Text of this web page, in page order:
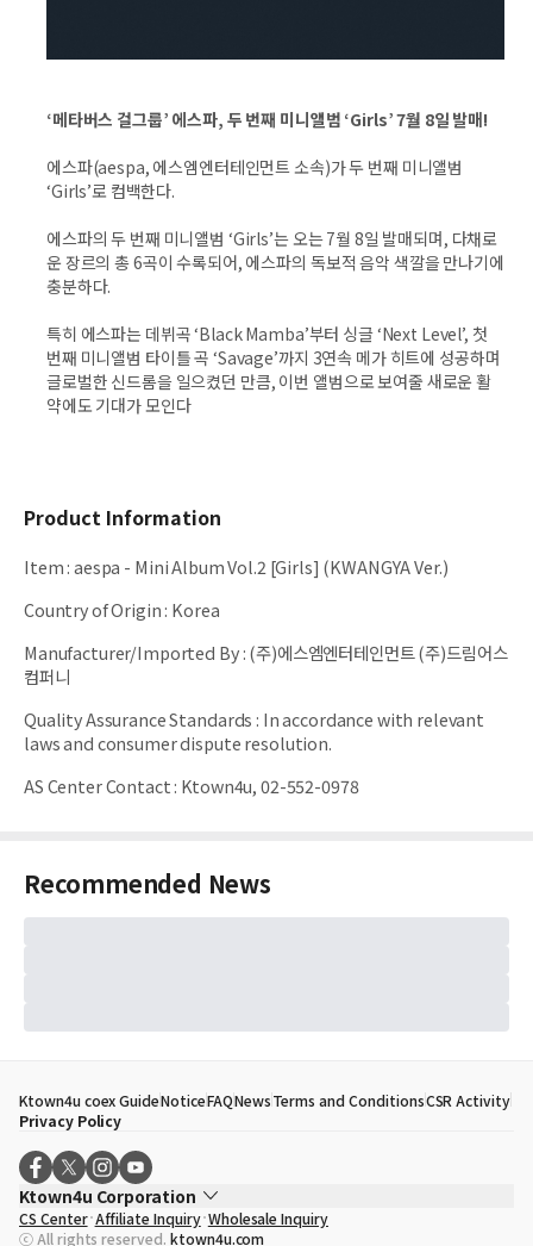
‘메타버스 걸그룹’ 에스파, 두 번째 미니앨범 ‘Girls’ 7월 8일 발매!
에스파(aespa, 에스엠엔터테인먼트 소속)가 두 번째 미니앨범
‘Girls’로 컴백한다.
에스파의 두 번째 미니앨범 ‘Girls’는 오는 7월 8일 발매되며, 다채로
운 장르의 총 6곡이 수록되어, 에스파의 독보적 음악 색깔을 만나기에
충분하다.
특히 에스파는 데뷔곡 ‘Black Mamba’부터 싱글 ‘Next Level’, 첫
번째 미니앨범 타이틀 곡 ‘Savage’까지 3연속 메가 히트에 성공하며
글로벌한 신드롬을 일으켰던 만큼, 이번 앨범으로 보여줄 새로운 활
약에도 기대가 모인다
Product Information
Item:aespa - Mini Album Vol.2 [Girls] (KWANGYA Ver.)
Country of Origin: Korea
Manufacturer/Imported By:(주)에스엠엔터테인먼트 (주)드림어스
컴퍼니
Quality Assurance Standards : In accordance with relevant
laws and consumer dispute resolution.
AS Center Contact: Ktown4u, 02-552-0978
Recommended News
Ktown4u coex GuideNoticeFAQNewsTerms and ConditionsCSR Activity
Privacy Policy
Ktown4u Corporation
CEO
Song Hyo Min
CS Center Affiliate Inquiry Wholesale Inquiry
ⓒ All rights reserved. ktown4u.com